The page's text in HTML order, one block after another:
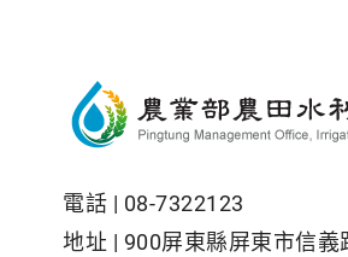
電話 | 08-7322123
地址 | 900屏東縣屏東市信義